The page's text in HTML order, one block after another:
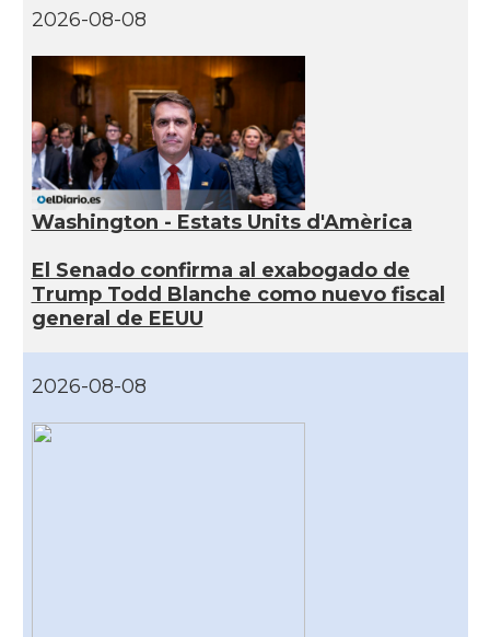
2026-08-08
Washington - Estats Units d'Amèrica
El Senado confirma al exabogado de
Trump Todd Blanche como nuevo fiscal
general de EEUU
2026-08-08